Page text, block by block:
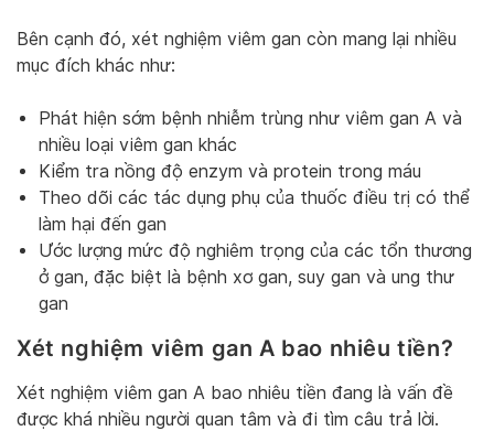
Bên cạnh đó, xét nghiệm viêm gan còn mang lại nhiều
mục đích khác như:
Phát hiện sớm bệnh nhiễm trùng như viêm gan A và
nhiều loại viêm gan khác
Kiểm tra nồng độ enzym và protein trong máu
Theo dõi các tác dụng phụ của thuốc điều trị có thể
làm hại đến gan
Ước lượng mức độ nghiêm trọng của các tổn thương
ở gan, đặc biệt là bệnh xơ gan, suy gan và ung thư
gan
Xét nghiệm viêm gan A bao nhiêu tiền?
Xét nghiệm viêm gan A bao nhiêu tiền đang là vấn đề
được khá nhiều người quan tâm và đi tìm câu trả lời.